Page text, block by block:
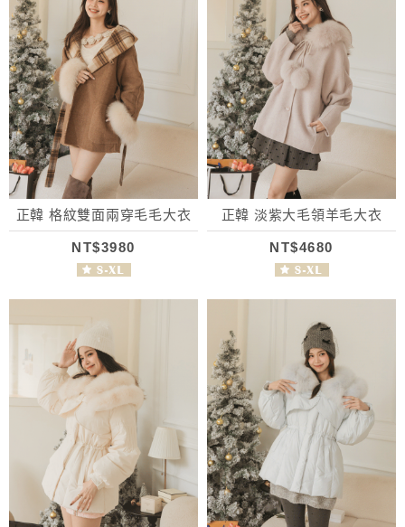
正韓 格紋雙面兩穿毛毛大衣
NT$3980
正韓 淡紫大毛領羊毛大衣
NT$4680